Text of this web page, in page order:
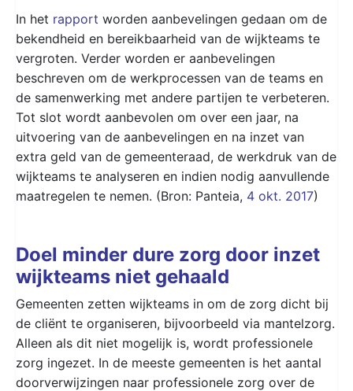
In het rapport worden aanbevelingen gedaan om de
bekendheid en bereikbaarheid van de wijkteams te
vergroten. Verder worden er aanbevelingen
beschreven om de werkprocessen van de teams en
de samenwerking met andere partijen te verbeteren.
Tot slot wordt aanbevolen om over een jaar, na
uitvoering van de aanbevelingen en na inzet van
extra geld van de gemeenteraad, de werkdruk van de
wijkteams te analyseren en indien nodig aanvullende
maatregelen te nemen. (Bron: Panteia, 4 okt. 2017)
Doel minder dure zorg door inzet
wijkteams niet gehaald
Gemeenten zetten wijkteams in om de zorg dicht bij
de cliënt te organiseren, bijvoorbeeld via mantelzorg.
Alleen als dit niet mogelijk is, wordt professionele
zorg ingezet. In de meeste gemeenten is het aantal
doorverwijzingen naar professionele zorg over de